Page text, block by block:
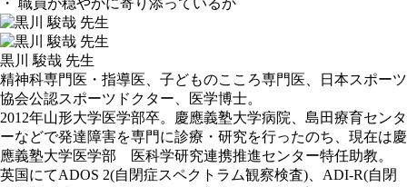
黒川 駿哉 先生
精神科専門医・指導医、子どものこころ専門医、日本スポーツ
協会公認スポーツドクター、医学博士。
2012年山形大学医学部卒。慶應義塾大学病院、島田療育センタ
ーなどで発達障害を専門に診療・研究を行ったのち、現在は慶
應義塾大学医学部 医科学研究連携推進センター特任助教。
英国にてADOS 2(自閉症スペクトラム観察検査)、ADI-R(自閉